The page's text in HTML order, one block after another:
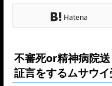
Hatena
不審死or精神病院
証言をするムサウ